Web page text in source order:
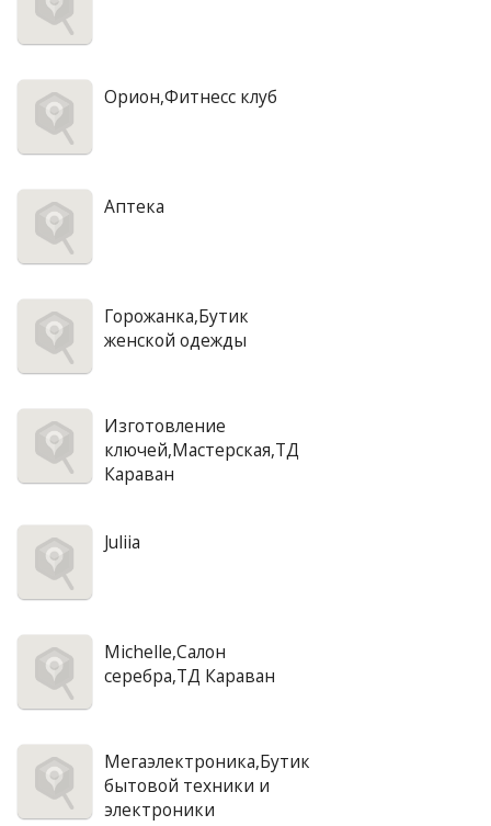
Орион,Фитнесс клуб
Аптека
Горожанка,Бутик
женской одежды
Изготовление
ключей,Мастерская,ТД
Караван
Juliia
Michelle,Салон
серебра,ТД Караван
Мегаэлектроника,Бутик
бытовой техники и
электроники